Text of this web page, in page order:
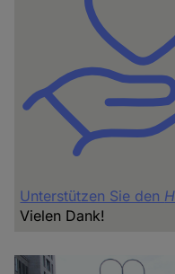
Unterstützen Sie den
Vielen Dank!